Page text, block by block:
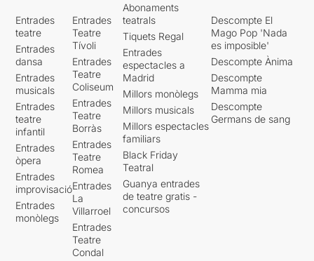
Entrades
teatre
Entrades
dansa
Entrades
musicals
Entrades
teatre
infantil
Entrades
òpera
Entrades
improvisació
Entrades
monòlegs
Entrades
Teatre
Tívoli
Entrades
Teatre
Coliseum
Entrades
Teatre
Borràs
Entrades
Teatre
Romea
Entrades
La
Villarroel
Entrades
Teatre
Condal
Abonaments
teatrals
Tiquets Regal
Entrades
espectacles a
Madrid
Millors monòlegs
Millors musicals
Millors espectacles
familiars
Black Friday
Teatral
Guanya entrades
de teatre gratis -
concursos
Descompte El
Mago Pop 'Nada
es imposible'
Descompte Ànima
Descompte
Mamma mia
Descompte
Germans de sang